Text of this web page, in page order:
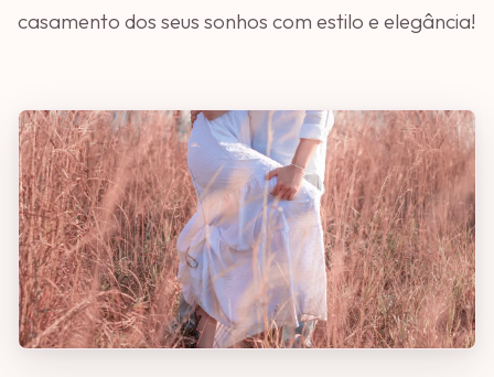
casamento dos seus sonhos com estilo e elegância!